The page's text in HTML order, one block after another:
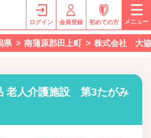
ログイン 会員登録 初めての方 メニュー
県 南蒲原郡田上町 株式会社 大協
老人介護施設 第3たがみ